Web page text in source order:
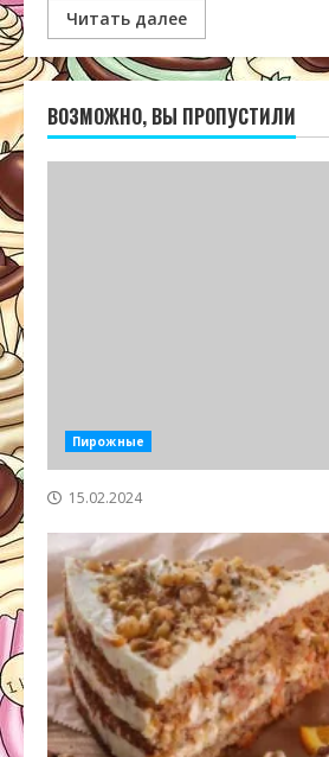
Читать далее
ВОЗМОЖНО, ВЫ ПРОПУСТИЛИ
Пирожные
15.02.2024